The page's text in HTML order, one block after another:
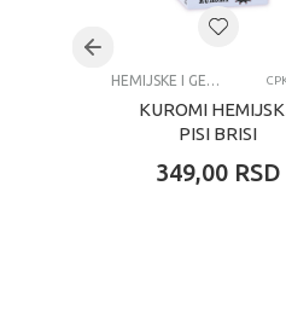
Kategorija
HEMIJSKE I GEL OLOVKE I NALIV PERA
KUROMI
PISI BRISI
349,00 RSD